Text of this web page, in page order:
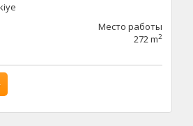
Место работы
272 m2